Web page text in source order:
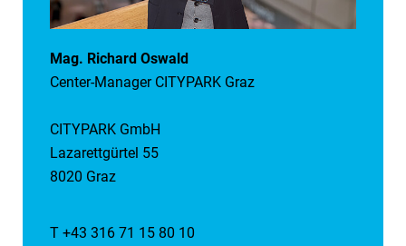
Mag. Richard Oswald
Center-Manager CITYPARK Graz
CITYPARK GmbH
Lazarettgürtel 55
8020 Graz
T +43 316 71 15 80 10